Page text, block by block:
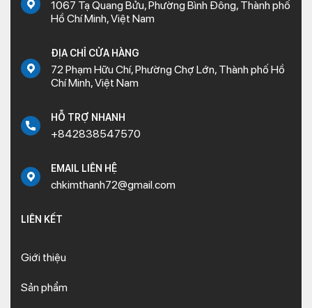
1067 Tạ Quang Bửu, Phường Bình Đông, Thành phố
Hồ Chí Minh, Việt Nam
ĐỊA CHỈ CỬA HÀNG
72 Phạm Hữu Chí, Phường Chợ Lớn, Thành phố Hồ
Chí Minh, Việt Nam
HỖ TRỢ NHANH
+842838547570
EMAIL LIÊN HỆ
chkimthanh72@gmail.com
LIÊN KẾT
Giới thiệu
Sản phẩm